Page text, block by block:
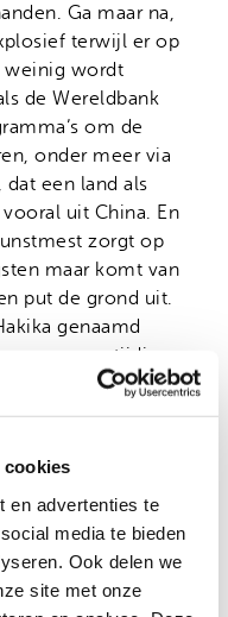
cookies
en advertenties te
media te bieden
Ook delen we
site met onze
Ga maar na,
terwijl er op
weinig wordt
de Wereldbank
om de
onder meer via
dat een land als
uit China. En
zorgt op
maar komt van
put de grond uit.
genaamd
pas na een tijdje
eigen bodem, en
significant. Het
een triple win in
heeft een
nodig, twee
dat hij de
kunstmest aan